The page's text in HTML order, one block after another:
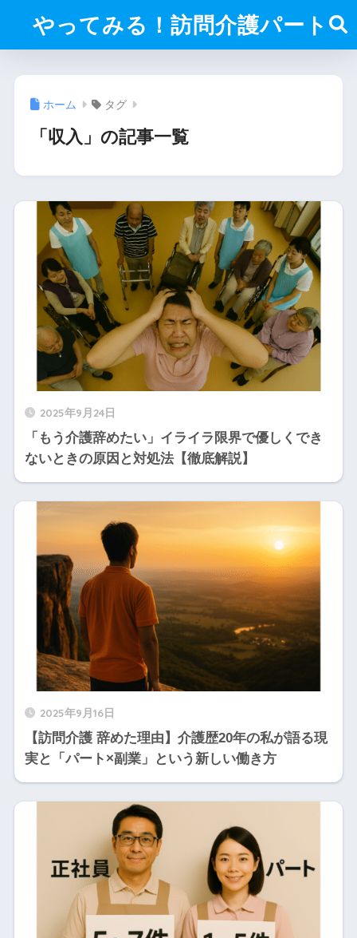
やってみる！訪問介護パート
ホーム タグ
「収入」の記事一覧
2025年9月24日
「もう介護辞めたい」イライラ限界で優しくでき
ないときの原因と対処法【徹底解説】
2025年9月16日
【訪問介護 辞めた理由】介護歴20年の私が語る現
実と「パート×副業」という新しい働き方